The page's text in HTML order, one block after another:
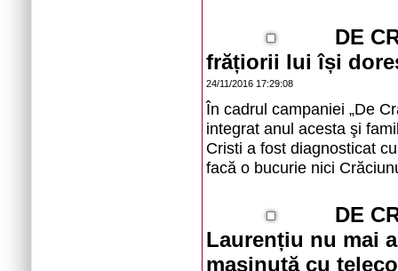
DE
frățiorii lui își
24/11/2016 17:29:08
În cadrul campaniei „De
integrat anul acesta şi
Cristi a fost diagnosticat
facă o bucurie nici
DE
Laurențiu nu mai
mașinuță cu